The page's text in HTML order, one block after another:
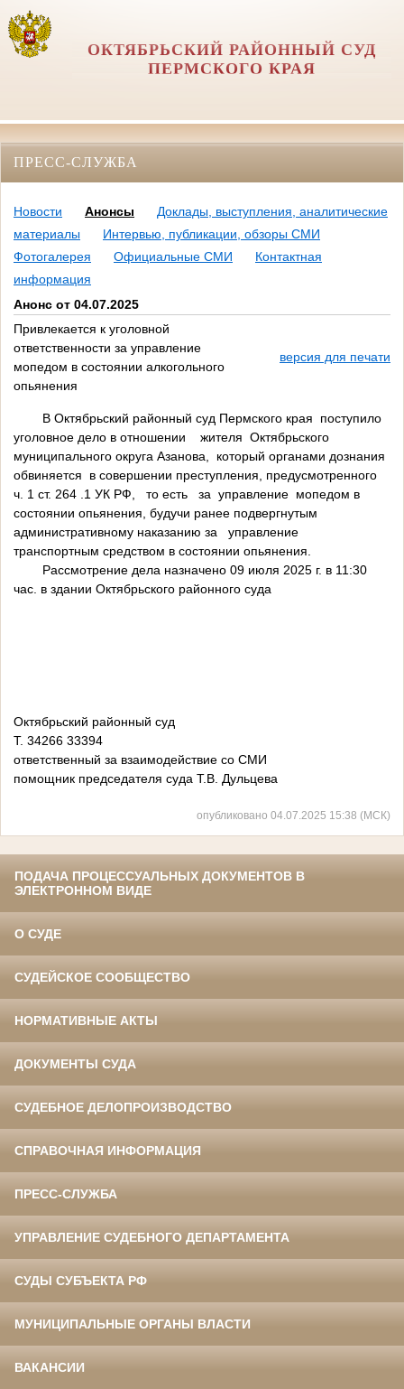
ОКТЯБРЬСКИЙ РАЙОННЫЙ СУД
ПЕРМСКОГО КРАЯ
ПРЕСС-СЛУЖБА
Новости Анонсы
Доклады, выступления, аналитические
материалы
Интервью, публикации, обзоры СМИ
Фотогалерея
Официальные СМИ
Контактная
информация
Анонс от 04.07.2025
Привлекается к уголовной
ответственности за управление
мопедом в состоянии алкогольного
опьянения
версия для печати
В Октябрьский районный суд Пермского края поступило
уголовное дело в отношении жителя Октябрьского
муниципального округа Азанова, который органами дознания
обвиняется в совершении преступления, предусмотренного
ч. 1 ст. 264 .1 УК РФ, то есть за управление мопедом в
состоянии опьянения, будучи ранее подвергнутым
административному наказанию за управление
транспортным средством в состоянии опьянения.
Рассмотрение дела назначено 09 июля 2025 г. в 11:30
час. в здании Октябрьского районного суда
Октябрьский районный суд
Т. 34266 33394
ответственный за взаимодействие со СМИ
помощник председателя суда Т.В. Дульцева
опубликовано 04.07.2025 15:38 (МСК)
ПОДАЧА ПРОЦЕССУАЛЬНЫХ ДОКУМЕНТОВ В
ЭЛЕКТРОННОМ ВИДЕ
О СУДЕ
СУДЕЙСКОЕ СООБЩЕСТВО
НОРМАТИВНЫЕ АКТЫ
ДОКУМЕНТЫ СУДА
СУДЕБНОЕ ДЕЛОПРОИЗВОДСТВО
СПРАВОЧНАЯ ИНФОРМАЦИЯ
ПРЕСС-СЛУЖБА
УПРАВЛЕНИЕ СУДЕБНОГО ДЕПАРТАМЕНТА
СУДЫ СУБЪЕКТА РФ
МУНИЦИПАЛЬНЫЕ ОРГАНЫ ВЛАСТИ
ВАКАНСИИ